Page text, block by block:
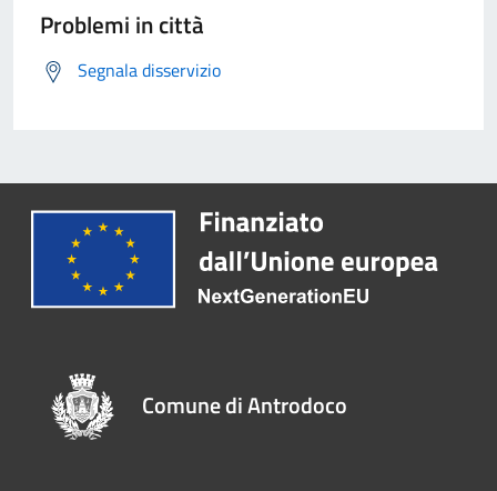
Problemi in città
Segnala disservizio
Comune di Antrodoco